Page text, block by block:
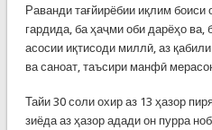
Раванди тағйирёбии иқлим
гардида, ба ҳаҷми оби дарёҳо ва,
асосии иқтисоди миллӣ, аз
ва саноат, таъсири манфӣ
Тайи 30 соли охир аз 13 ҳазор
зиёда аз ҳазор адади он пурра